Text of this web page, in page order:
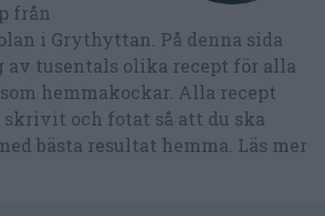
från
i Grythyttan. På denna sida
av tusentals olika recept för alla
hemmakockar. Alla recept
skrivit och fotat så att du ska
bästa resultat hemma. Läs mer